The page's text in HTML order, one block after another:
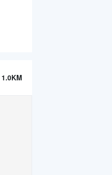
1.0KM